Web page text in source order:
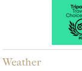
Weather